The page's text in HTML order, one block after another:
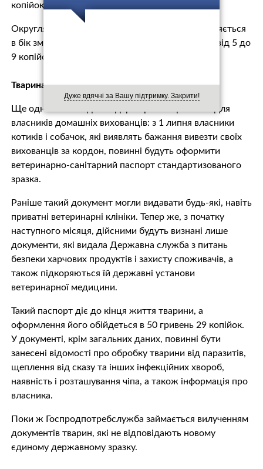
Дуже вдячні за Вашу підтримку. Закрити!
копійок) у покупця або продавця.
Округляти будуть так: від 1 до 4 копійок округляється
в бік зменшення до найближчої круглої суми, а від 5 до
9 копійок — в бік збільшення до 10 копійок.
Тваринам дадуть справжній паспорт
Ще одне нововведення держоргани припасли для
власників домашніх вихованців: з 1 липня власники
котиків і собачок, які виявлять бажання вивезти своїх
вихованців за кордон, повинні будуть оформити
ветеринарно-санітарний паспорт стандартизованого
зразка.
Раніше такий документ могли видавати будь-які, навіть
приватні ветеринарні клініки. Тепер же, з початку
наступного місяця, дійсними будуть визнані лише
документи, які видала Державна служба з питань
безпеки харчових продуктів і захисту споживачів, а
також підкоряються їй державні установи
ветеринарної медицини.
Такий паспорт діє до кінця життя тварини, а
оформлення його обійдеться в 50 гривень 29 копійок.
У документі, крім загальних даних, повинні бути
занесені відомості про обробку тварини від паразитів,
щеплення від сказу та інших інфекційних хвороб,
наявність і розташування чіпа, а також інформація про
власника.
Поки ж Госпродпотребслужба займається вилученням
документів тварин, які не відповідають новому
єдиному державному зразку.